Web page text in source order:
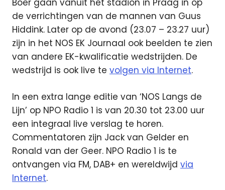
Boer gaan vanuit het stadion in Praag in op
de verrichtingen van de mannen van Guus
Hiddink. Later op de avond (23.07 – 23.27 uur)
zijn in het NOS EK Journaal ook beelden te zien
van andere EK-kwalificatie wedstrijden. De
wedstrijd is ook live te volgen via Internet.
In een extra lange editie van ‘NOS Langs de
Lijn’ op NPO Radio 1 is van 20.30 tot 23.00 uur
een integraal live verslag te horen.
Commentatoren zijn Jack van Gelder en
Ronald van der Geer. NPO Radio 1 is te
ontvangen via FM, DAB+ en wereldwijd via
Internet.